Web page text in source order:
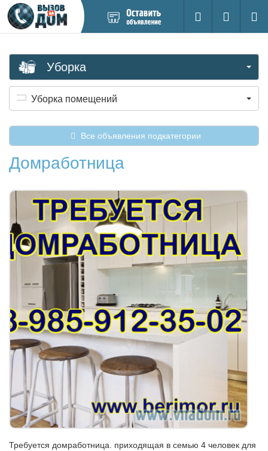
новое
Поиск
Вход на
Уборка
Уборка помещений
Все объявления подкатегории
Домработница
Требуется домработница. приходящая в семью 4 человек для